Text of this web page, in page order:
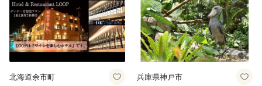
北海道余市町 兵庫県神戸市